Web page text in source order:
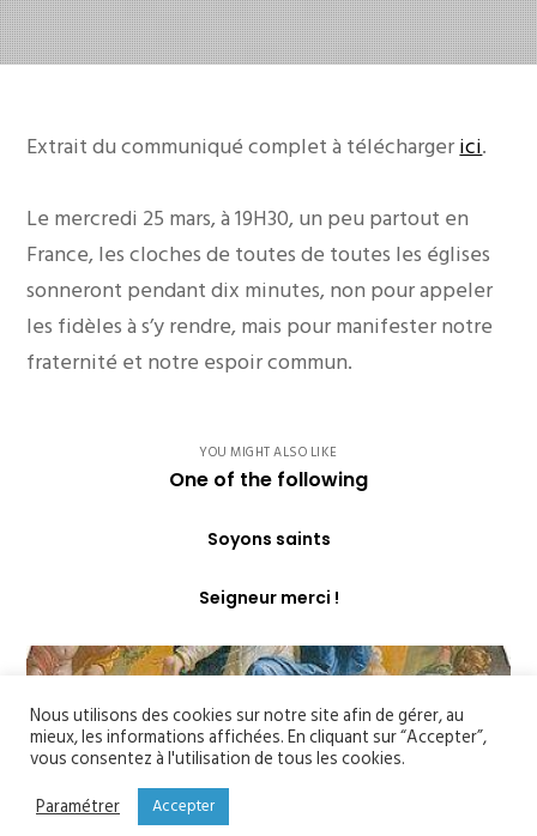
Extrait du communiqué complet à téléchargerici.
Le mercredi 25 mars, à 19H30, un peu partout en
France, les cloches de toutes de toutes les églises
sonneront pendant dix minutes, non pour appeler
les fidèles à s’y rendre, mais pour manifester notre
fraternité et notre espoir commun.
YOU MIGHT ALSO LIKE
One of the following
Soyons saints
Seigneur merci !
Nous utilisons des cookies sur notre site afin de gérer, au
mieux, les informations affichées. En cliquant sur “Accepter”,
vous consentez à l'utilisation de tous les cookies.
Paramétrer
Accepter